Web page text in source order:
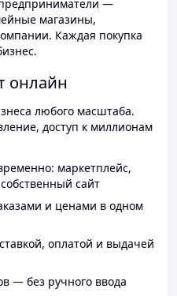
—
магазины,
Каждая покупка
онлайн
любого масштаба.
доступ к миллионам
маркетплейс,
сайт
и ценами в одном
оплатой и выдачей
— без ручного ввода